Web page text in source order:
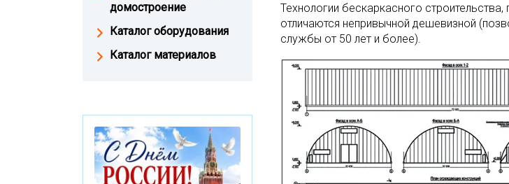
Технологии бескаркасного
отличаются непривычной дешевизной
службы от 50 лет и более).
домостроение
Каталог оборудования
Каталог материалов